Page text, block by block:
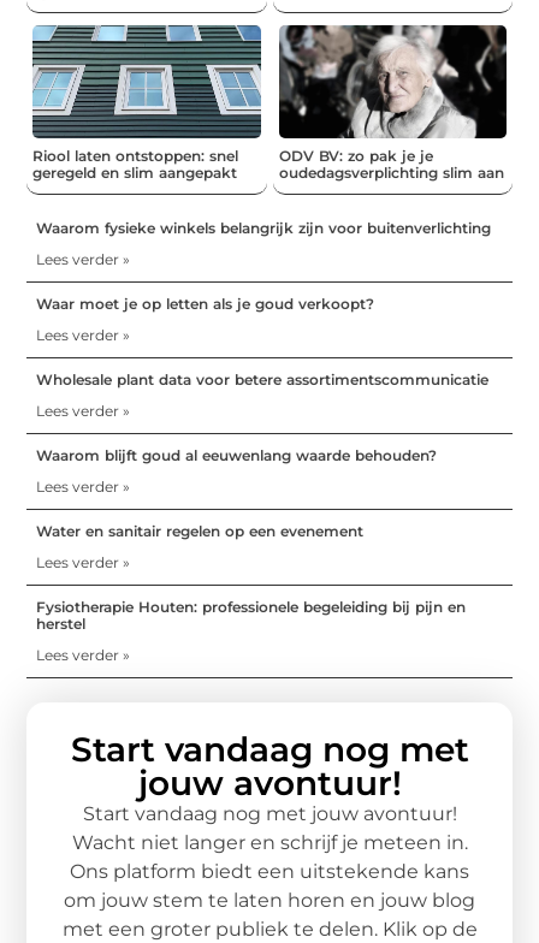
Riool laten ontstoppen: snel
geregeld en slim aangepakt
ODV BV: zo pak je je
oudedagsverplichting slim aan
Waarom fysieke winkels belangrijk zijn voor buitenverlichting
Lees verder »
Waar moet je op letten als je goud verkoopt?
Lees verder »
Wholesale plant data voor betere assortimentscommunicatie
Lees verder »
Waarom blijft goud al eeuwenlang waarde behouden?
Lees verder »
Water en sanitair regelen op een evenement
Lees verder »
Fysiotherapie Houten: professionele begeleiding bij pijn en
herstel
Lees verder »
Start vandaag nog met
jouw avontuur!
Start vandaag nog met jouw avontuur!
Wacht niet langer en schrijf je meteen in.
Ons platform biedt een uitstekende kans
om jouw stem te laten horen en jouw blog
met een groter publiek te delen. Klik op de